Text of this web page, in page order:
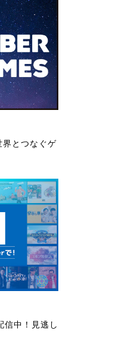
界とつなぐゲ
信中！見逃し